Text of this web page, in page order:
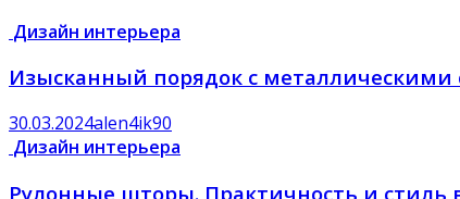
Дизайн интерьера
Изысканный порядок с
30.03.2024alen4ik90
Дизайн интерьера
Рулонные шторы. Практичность и стиль